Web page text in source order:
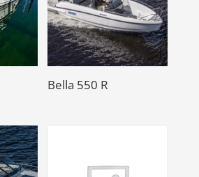
Bella 550 R